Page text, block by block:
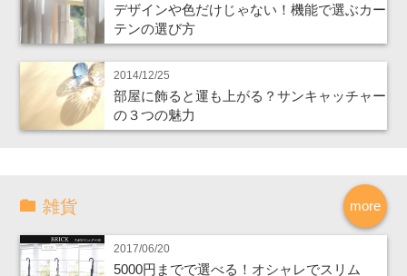
デザインや色だけじゃない！機能で選ぶカー
テンの選び方
2014/12/25
部屋に飾ると運も上がる？サンキャッチャー
の３つの魅力
more
雑貨
2017/06/20
5000円までで選べる！オシャレでスリム